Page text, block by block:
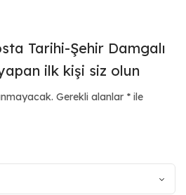
Tarihi-Şehir Damgalı
ilk kişi siz olun
Gerekli alanlar * ile